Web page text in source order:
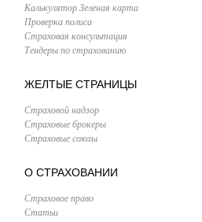
Калькулятор Зеленая карта
Проверка полиса
Страховая консультация
Тендеры по страхованию
ЖЕЛТЫЕ СТРАНИЦЫ
Страховой надзор
Страховые брокеры
Страховые союзы
О СТРАХОВАНИИ
Страховое право
Статьи